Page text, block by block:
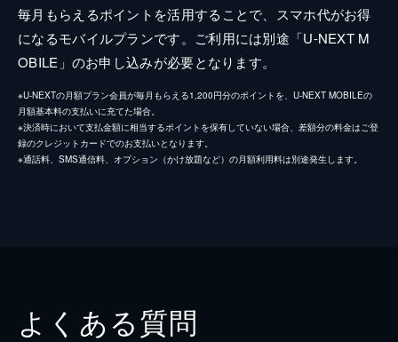
毎月もらえるポイントを活用することで、スマホ代がお得
になるモバイルプランです。ご利用には別途「U-NEXT M
OBILE」のお申し込みが必要となります。
※U-NEXTの月額プラン会員が毎月もらえる1,200円分のポイントを、U-NEXT MOBILEの
月額基本料の支払いに充てた場合。
※決済時において支払金額に相当するポイントを保有していない場合、差額分の料金はご登
録のクレジットカードでのお支払いとなります。
※通話料、SMS通信料、オプション（かけ放題など）の月額利用料は別途発生します。
よくある質問